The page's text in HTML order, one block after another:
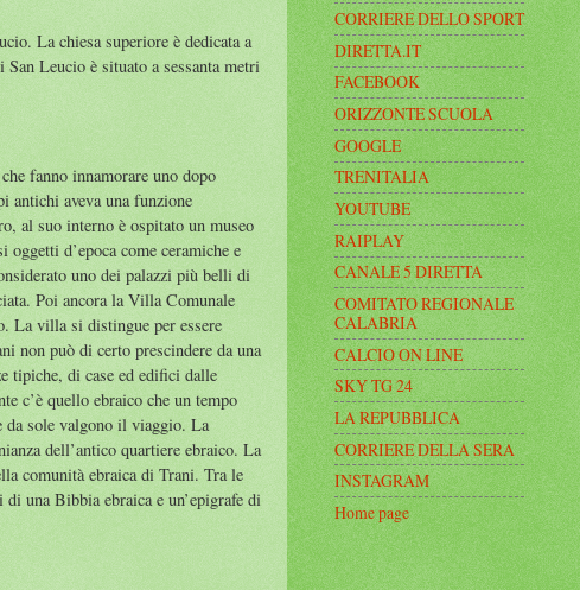
La chiesa superiore è dedicata a
Leucio è situato a sessanta metri
fanno innamorare uno dopo
antichi aveva una funzione
al suo interno è ospitato un museo
d’epoca come ceramiche e
uno dei palazzi più belli di
Poi ancora la Villa Comunale
La villa si distingue per essere
non può di certo prescindere da una
tipiche, di case ed edifici dalle
c’è quello ebraico che un tempo
da sole valgono il viaggio. La
dell’antico quartiere ebraico. La
comunità ebraica di Trani. Tra le
una Bibbia ebraica e un’epigrafe di
CORRIERE DELLO SPORT
DIRETTA.IT
FACEBOOK
ORIZZONTE SCUOLA
GOOGLE
TRENITALIA
YOUTUBE
RAIPLAY
CANALE 5 DIRETTA
COMITATO REGIONALE
CALABRIA
CALCIO ON LINE
SKY TG 24
LA REPUBBLICA
CORRIERE DELLA SERA
INSTAGRAM
Home page